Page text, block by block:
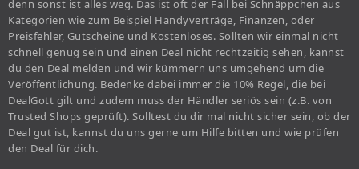
denn sonst ist alles weg. Das ist oft der Fall bei Schnäppchen aus
Kategorien wie zum Beispiel Handyverträge, Finanzen, oder
Preisfehler, Gutscheine und Kostenloses. Sollten wir einmal nicht
schnell genug sein und einen Deal nicht rechtzeitig sehen, kannst
du den Deal melden und wir kümmern uns umgehend um die
Veröffentlichung. Bedenke dabei immer die 10% Regel, die bei
DealGott gilt und zudem muss der Händler seriös sein (z.B. von
Trusted Shops geprüft). Solltest du dir mal nicht sicher sein, ob der
Deal gut ist, kannst du uns gerne um Hilfe bitten und wie prüfen
den Deal für dich.